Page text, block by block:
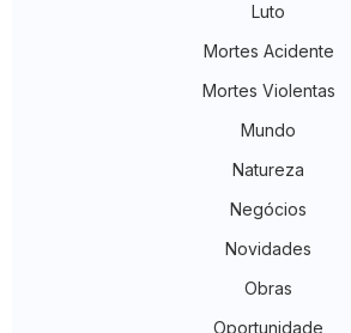
Luto
Mortes Acidente
Mortes Violentas
Mundo
Natureza
Negócios
Novidades
Obras
Oportunidade